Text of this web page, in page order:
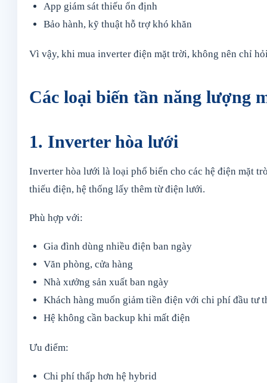
App giám sát thiếu ổn định
Bảo hành, kỹ thuật hỗ trợ khó khăn
Vì vậy, khi mua inverter điện mặt trời, không nên chỉ
Các loại biến tần năng lượng
1. Inverter hòa lưới
Inverter hòa lưới là loại phổ biến cho các hệ điện mặt
thiếu điện, hệ thống lấy thêm từ điện lưới.
Phù hợp với:
Gia đình dùng nhiều điện ban ngày
Văn phòng, cửa hàng
Nhà xưởng sản xuất ban ngày
Khách hàng muốn giảm tiền điện với chi phí đầu tư
Hệ không cần backup khi mất điện
Ưu điểm:
Chi phí thấp hơn hệ hybrid